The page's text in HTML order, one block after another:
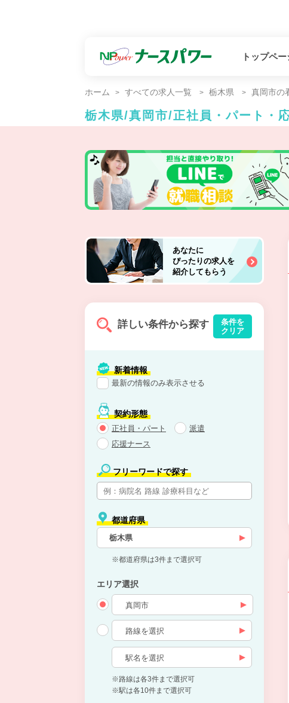
トップペー
ホーム すべての求人一覧 栃木県 真岡市の
栃木県/真岡市/正社員・パート・
あなたに
ぴったりの求人を
紹介してもらう
詳しい条件から探す
条件を
クリア
新着情報
最新の情報のみ表示させる
契約形態
正社員・パート
派遣
応援ナース
フリーワードで探す
都道府県
栃木県
※都道府県は3件まで選択可
エリア選択
※路線は各3件まで選択可
※駅は各10件まで選択可